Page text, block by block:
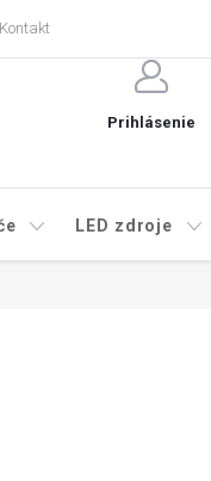
Kontakt
Prihlásenie
LED zdroje